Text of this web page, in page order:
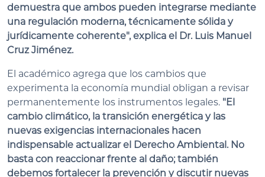
demuestra que ambos pueden integrarse mediante
una regulación moderna, técnicamente sólida y
jurídicamente coherente", explica el Dr. Luis Manuel
Cruz Jiménez.
El académico agrega que los cambios que
experimenta la economía mundial obligan a revisar
permanentemente los instrumentos legales. "El
cambio climático, la transición energética y las
nuevas exigencias internacionales hacen
indispensable actualizar el Derecho Ambiental. No
basta con reaccionar frente al daño; también
debemos fortalecer la prevención y discutir nuevas